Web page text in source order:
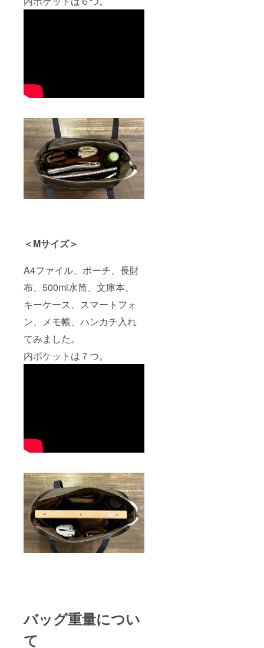
＜Mサイズ＞
A4ファイル、ポーチ、長財
布、500ml水筒、文庫本、
キーケース、スマートフォ
ン、メモ帳、ハンカチ入れ
てみました。
内ポケットは７つ。
バッグ重量につい
て